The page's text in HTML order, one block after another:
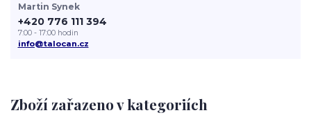
Zboží zařazeno v kategoriích
Martin Synek
+420 776 111 394
7:00 - 17:00 hodin
info@talocan.cz